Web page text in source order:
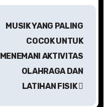
MUSIK YANG PALING
COCOK UNTUK
MENEMANI AKTIVITAS
OLAHRAGA DAN
LATIHAN FISIK